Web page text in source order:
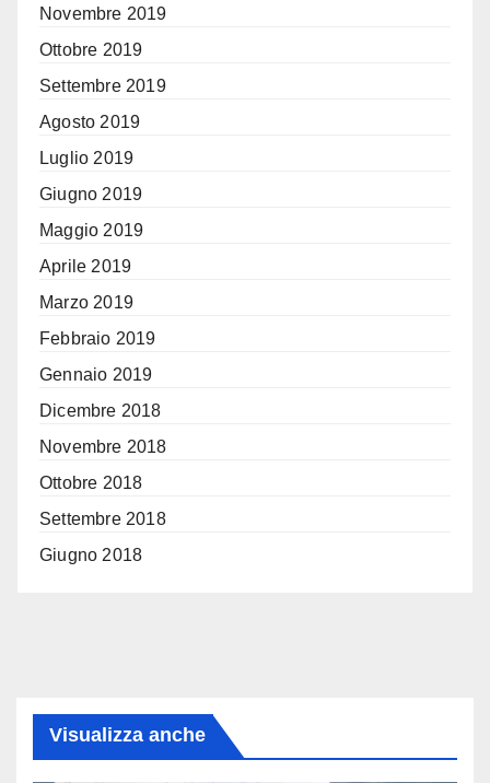
Novembre 2019
Ottobre 2019
Settembre 2019
Agosto 2019
Luglio 2019
Giugno 2019
Maggio 2019
Aprile 2019
Marzo 2019
Febbraio 2019
Gennaio 2019
Dicembre 2018
Novembre 2018
Ottobre 2018
Settembre 2018
Giugno 2018
Visualizza anche